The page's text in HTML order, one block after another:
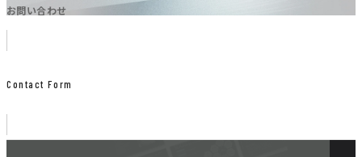
お問い合わせ
Contact Form